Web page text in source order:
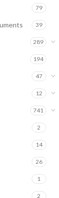
79
39
289
194
47
12
741
2
14
26
1
2